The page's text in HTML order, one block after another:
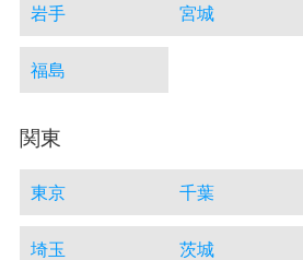
岩手 宮城
福島
関東
東京 千葉
埼玉 茨城